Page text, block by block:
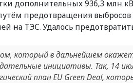
дополнительных 936,3 млн
предотвращения
на ТЭC. Удалось
который в дальнейшем окажет
инициативы. Так, 14
план EU Green Deal,